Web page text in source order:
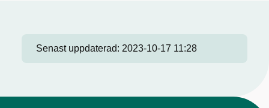
Senast uppdaterad: 2023-10-17 11:28